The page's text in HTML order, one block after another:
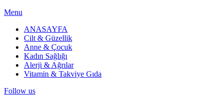
Menu
ANASAYFA
Cilt & Güzellik
Anne & Çocuk
Kadın Sağlığı
Alerji & Ağrılar
Vitamin & Takviye Gıda
Follow us